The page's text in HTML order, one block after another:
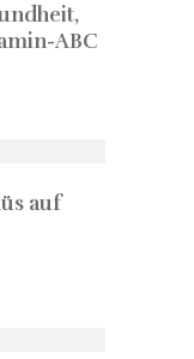
ABC
auf